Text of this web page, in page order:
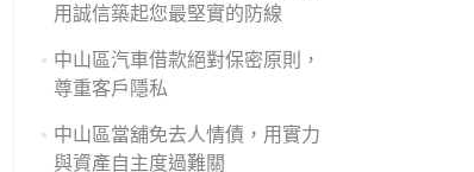
用誠信築起您最堅實的防線
中山區汽車借款絕對保密原則，
尊重客戶隱私
中山區當舖免去人情債，用實力
與資產自主度過難關